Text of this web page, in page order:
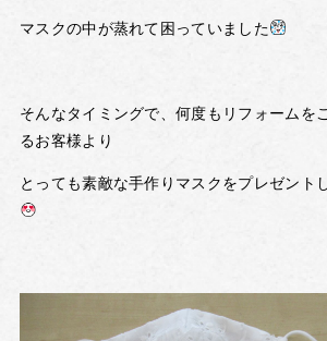
マスクの中が蒸れて困っていました
そんなタイミングで、何度もリフォームを
るお客様より
とっても素敵な手作りマスクをプレゼント